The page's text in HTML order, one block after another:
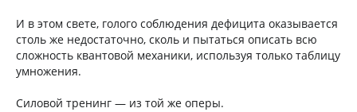
И в этом свете, голого соблюдения дефицита оказывается
столь же недостаточно, сколь и пытаться описать всю
сложность квантовой механики, используя только таблицу
умножения.
Силовой тренинг — из той же оперы.